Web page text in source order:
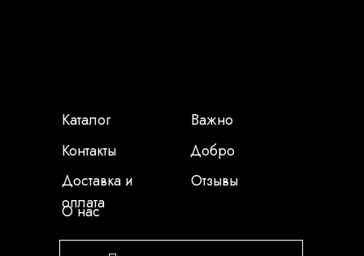
Каталог
Контакты
Доставка и
оплата
О нас
Важно
Добро
Отзывы